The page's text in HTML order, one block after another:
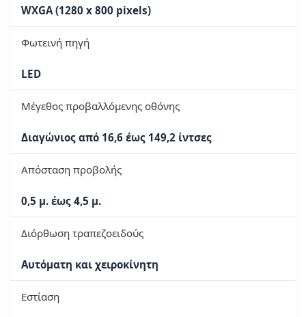
WXGA (1280 x 800 pixels)
Φωτεινή πηγή
LED
Μέγεθος προβαλλόμενης οθόνης
Διαγώνιος από 16,6 έως 149,2 ίντσες
Απόσταση προβολής
0,5 μ. έως 4,5 μ.
Διόρθωση τραπεζοειδούς
Αυτόματη και χειροκίνητη
Εστίαση